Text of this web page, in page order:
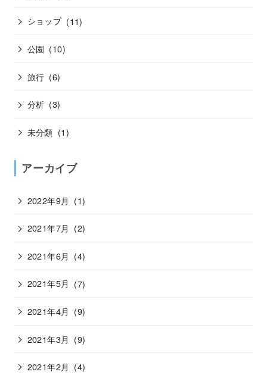
ショップ (11)
公園 (10)
旅行 (6)
分析 (3)
未分類 (1)
アーカイブ
2022年9月 (1)
2021年7月 (2)
2021年6月 (4)
2021年5月 (7)
2021年4月 (9)
2021年3月 (9)
2021年2月 (4)